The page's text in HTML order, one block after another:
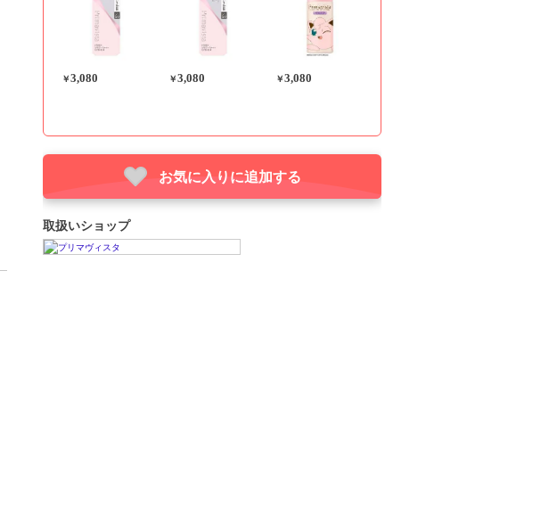
￥3,080 ￥3,080 ￥3,080
お気に入りに追加する
取扱いショップ